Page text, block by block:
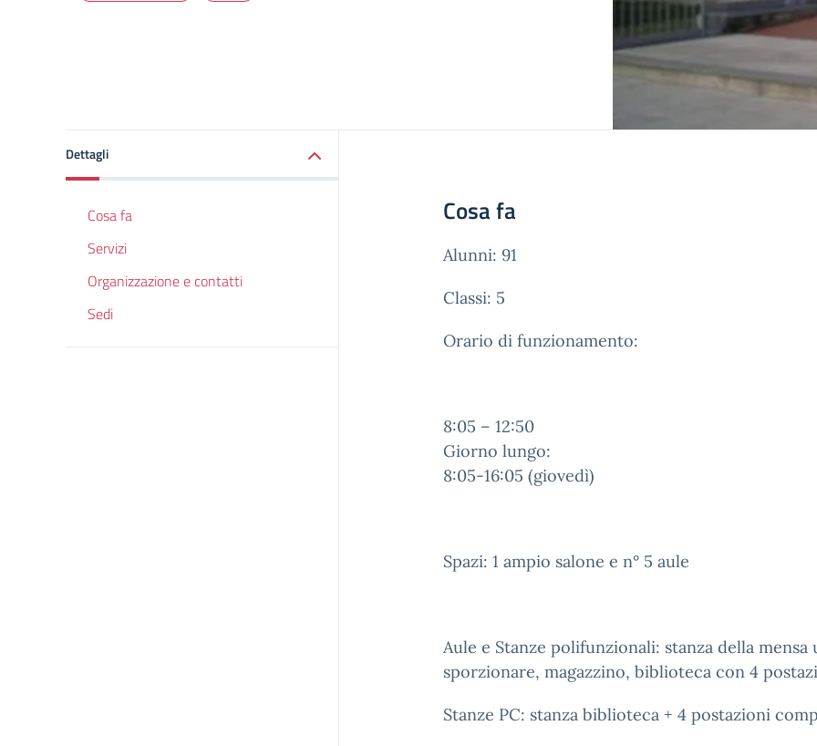
Dettagli
Cosa fa
Servizi
Organizzazione e contatti
Sedi
Cosa fa
Alunni: 91
Classi: 5
Orario di funzionamento:
8:05 – 12:50
Giorno lungo:
8:05-16:05 (giovedì)
Spazi: 1 ampio salone e n° 5 aule
Aule e Stanze polifunzionali: stanza della mensa
sporzionare, magazzino, biblioteca con 4
Stanze PC: stanza biblioteca + 4 postazioni